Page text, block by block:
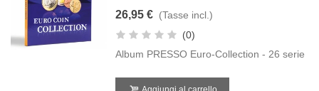
26,95 € (Tasse incl.)
(0)
Album PRESSO Euro-Collection - 26 serie